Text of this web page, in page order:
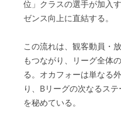
位」クラスの選手が加入
ゼンス向上に直結する。
この流れは、観客動員・
もつながり、リーグ全体
る。オカフォーは単なる
り、Bリーグの次なるス
を秘めている。